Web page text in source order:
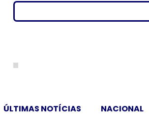
ÚLTIMAS NOTÍCIAS NACIONAL